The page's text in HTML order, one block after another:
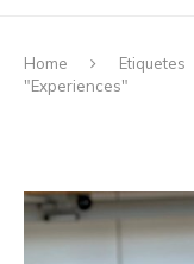
Home Etiquetes
"Experiences"